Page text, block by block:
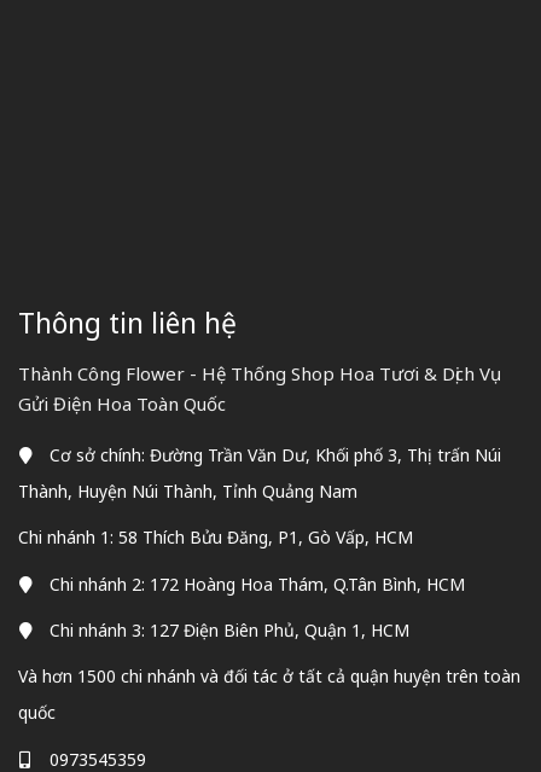
Thông tin liên hệ
Thành Công Flower - Hệ Thống Shop Hoa Tươi & Dịch Vụ
Gửi Điện Hoa Toàn Quốc
Cơ sở chính: Đường Trần Văn Dư, Khối phố 3, Thị trấn Núi
Thành, Huyện Núi Thành, Tỉnh Quảng Nam
Chi nhánh 1: 58 Thích Bửu Đăng, P1, Gò Vấp, HCM
Chi nhánh 2: 172 Hoàng Hoa Thám, Q.Tân Bình, HCM
Chi nhánh 3: 127 Điện Biên Phủ, Quận 1, HCM
Và hơn 1500 chi nhánh và đối tác ở tất cả quận huyện trên toàn
quốc
0973545359